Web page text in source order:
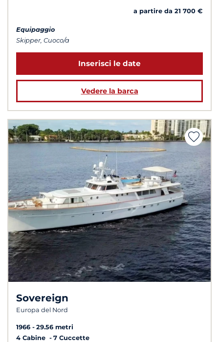
a partire da 21 700 €
Equipaggio
Skipper, Cuoco/a
Inserisci le date
Vedere la barca
Sovereign
Europa del Nord
1966
29.56 metri
4 Cabine
7 Cuccette